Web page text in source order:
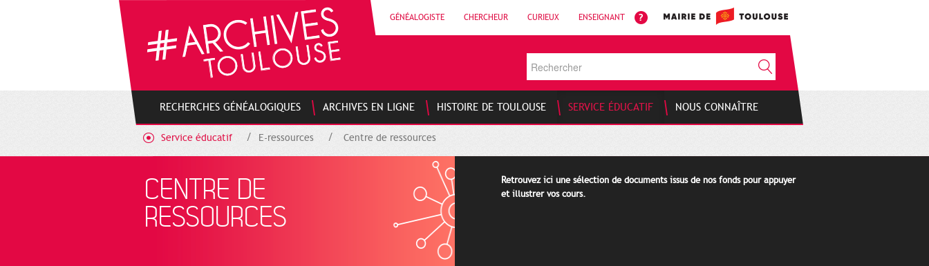
GÉNÉALOGISTE CHERCHEUR CURIEUX ENSEIGNANT
RECHERCHES GÉNÉALOGIQUES ARCHIVES EN LIGNE HISTOIRE DE TOULOUSE SERVICE ÉDUCATIF NOUS CONNAÎTRE
Service éducatif E-ressources Centre de ressources
CENTRE DE
RESSOURCES
Retrouvez ici une sélection de documents issus de nos fonds pour appuyer
et illustrer vos cours.
Gestion de vos préférences sur les cookies